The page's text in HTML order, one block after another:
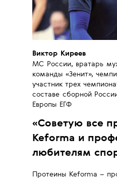
Виктор Киреев
МС России, вратарь
команды «Зенит»,
участник трех
составе сборной
Европы ЕГФ
Протеины Keforma –
«Советую все
Keforma и
любителям